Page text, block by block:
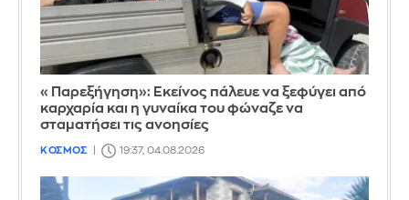
«Παρεξήγηση»: Εκείνος πάλευε να ξεφύγει από
καρχαρία και η γυναίκα του φώναζε να
σταματήσει τις ανοησίες
ΚΟΣΜΟΣ 19:37, 04.08.2026